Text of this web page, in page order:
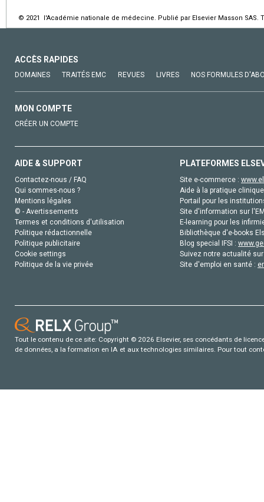
© 2021 l'Académie nationale de médecine. Publié par Elsevier Masson SAS.
ACCÈS RAPIDES
DOMAINES TRAITÉS EMC REVUES LIVRES NOS FORMULES
MON COMPTE
CRÉER UN COMPTE
AIDE & SUPPORT
Contactez-nous / FAQ
Qui sommes-nous ?
Mentions légales
© - Avertissements
Termes et conditions d'utilisation
Politique rédactionnelle
Politique publicitaire
Cookie settings
Politique de la vie privée
PLATEFORMES
Site e-commerce :
Aide à la pratique
Portail pour les
Site d'information sur
E-learning pour les
Bibliothèque d'e-books
Blog special IFSI :
Suivez notre actualité
Site d'emploi en santé :
Tout le contenu de ce site: Copyright © 2026 Elsevier, ses concédants de
de données, a la formation en IA et aux technologies similaires. Pour tout